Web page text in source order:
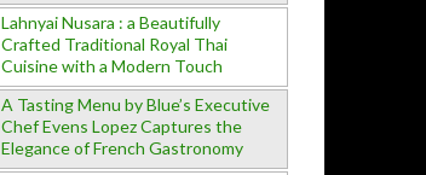
Lahnyai Nusara : a Beautifully
Crafted Traditional Royal Thai
Cuisine with a Modern Touch
A Tasting Menu by Blue’s Executive
Chef Evens Lopez Captures the
Elegance of French Gastronomy